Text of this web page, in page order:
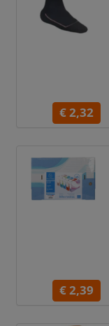
€ 2,32
€ 2,39